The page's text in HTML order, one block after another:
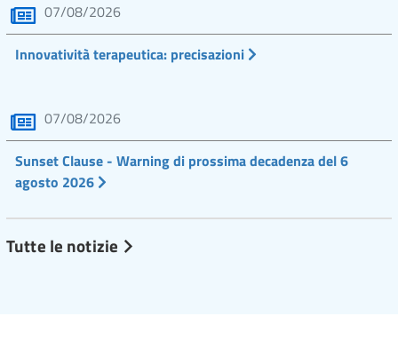
07/08/2026
Innovatività terapeutica: precisazioni
07/08/2026
Sunset Clause - Warning di prossima decadenza del 6
agosto 2026
Tutte le notizie